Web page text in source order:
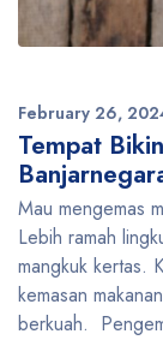
February 26,
Tempat
Mau mengemas
Lebih ramah
mangkuk kertas.
kemasan
berkuah.